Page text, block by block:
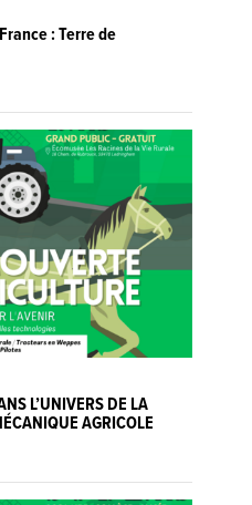
: Terre de
L’UNIVERS DE LA
AGRICOLE